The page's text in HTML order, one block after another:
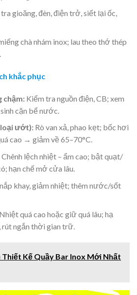
gioăng, đèn, điện trở, siết lại ốc,
chà nhám inox; lau theo thớ thép
khắc phục
chậm:Kiểm tra nguồn điện, CB; xem
cặn bể nước.
ướt):Rò van xả, phao kẹt; bốc hơi
cao → giảm về 65–70°C.
Chênh lệch nhiệt – ẩm cao; bật quạt/
hạn chế mở cửa lâu.
khay, giảm nhiệt; thêm nước/sốt
quá cao hoặc giữ quá lâu; hạ
rút ngắn thời gian trữ.
Thiết Kế Quầy Bar Inox Mới Nhất